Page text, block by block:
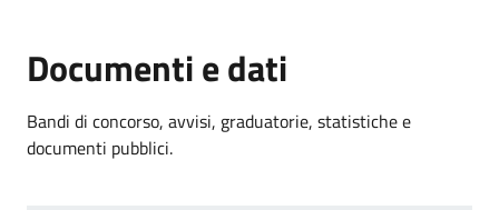
Documenti e dati
Bandi di concorso, avvisi, graduatorie, statistiche e
documenti pubblici.